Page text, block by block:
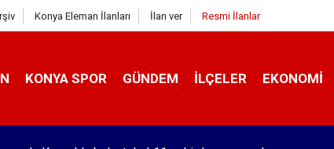
Konya Eleman İlanları İlan ver Resmi İlanlar
KONYA SPOR GÜNDEM İLÇELER EKONOMI